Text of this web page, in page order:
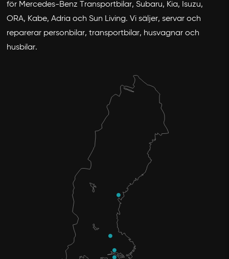
för Mercedes-Benz Transportbilar, Subaru, Kia, Isuzu,
ORA, Kabe, Adria och Sun Living. Vi säljer, servar och
reparerar personbilar, transportbilar, husvagnar och
husbilar.